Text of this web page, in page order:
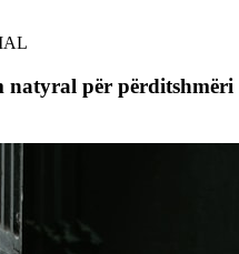
natyral për përditshmëri